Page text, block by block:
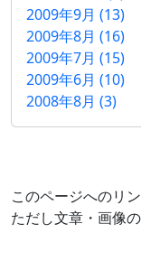
2009年9月 (13)
2009年8月 (16)
2009年7月 (15)
2009年6月 (10)
2008年8月 (3)
このページへのリ
ただし文章・画像